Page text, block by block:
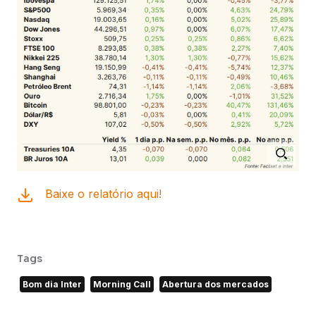
Baixe o relatório aqui!
Tags
Bom dia Inter Morning Call Abertura dos mercados